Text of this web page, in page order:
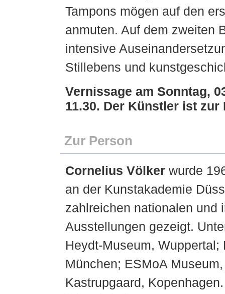
Tampons mögen auf den
anmuten. Auf dem zweiten
intensive
Stillebens und
Vernissage am Sonntag,
11.30. Der Künstler ist
Zur Person
Cornelius Völker wurde
an der Kunstakademie
zahlreichen nationalen und
Ausstellungen gezeigt.
Heydt-Museum,
München; ESMoA
Kastrupgaard,